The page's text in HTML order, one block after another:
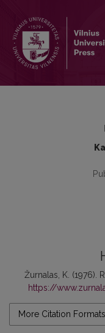
Žurnalas, K. (1976).
https://
More Citation Formats